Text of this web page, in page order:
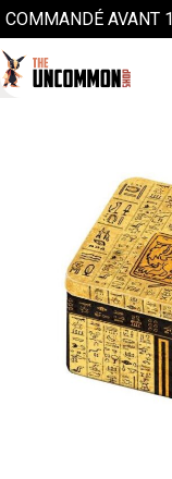
COMMANDÉ AVANT